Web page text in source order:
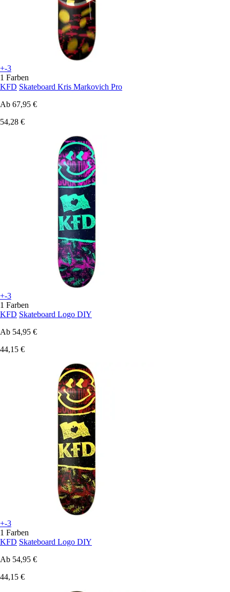
+-3
1 Farben
KFD Skateboard Kris Markovich Pro
Ab 67,95 €
54,28 €
+-3
1 Farben
KFD Skateboard Logo DIY
Ab 54,95 €
44,15 €
+-3
1 Farben
KFD Skateboard Logo DIY
Ab 54,95 €
44,15 €